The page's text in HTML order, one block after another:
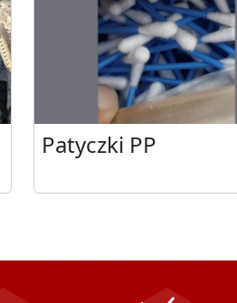
Patyczki PP